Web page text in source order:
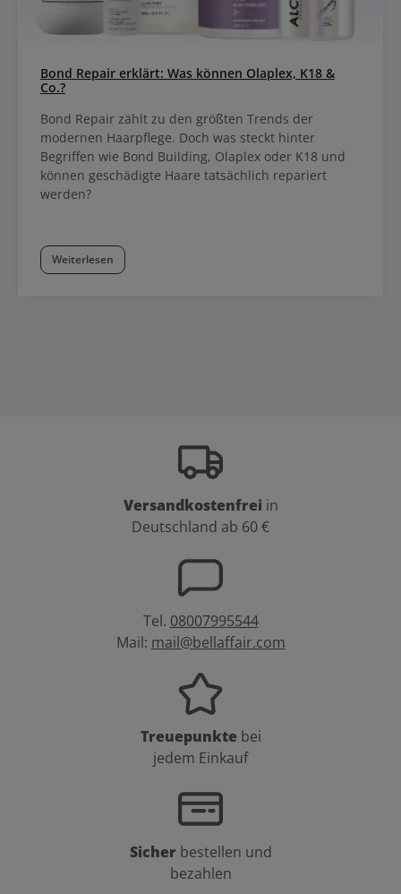
Bond Repair erklärt: Was können Olaplex, K18 &
Co.?
Bond Repair zählt zu den größten Trends der
modernen Haarpflege. Doch was steckt hinter
Begriffen wie Bond Building, Olaplex oder K18 und
können geschädigte Haare tatsächlich repariert
werden?
Weiterlesen
Versandkostenfrei in
Deutschland ab 60 €
Tel. 08007995544
Mail: mail@bellaffair.com
Treuepunkte bei
jedem Einkauf
Sicher bestellen und
bezahlen